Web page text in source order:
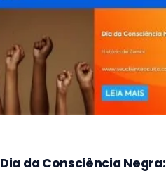
Dia da Consciência Negra: